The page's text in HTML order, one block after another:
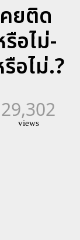
ยติด
อไม่-
อไม่.?
29,302
views